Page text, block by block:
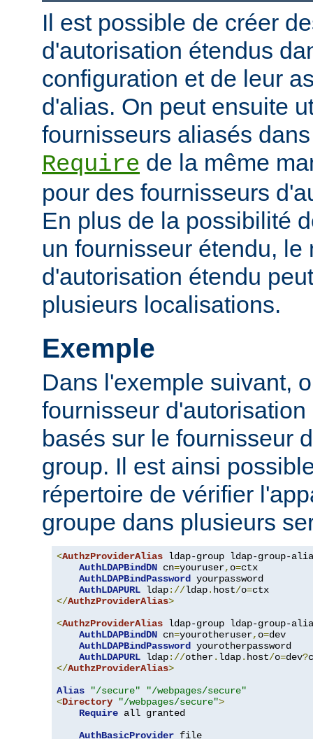
Il est possible de créer
d'autorisation étendus
configuration et de leur
d'alias. On peut ensuite
fournisseurs aliasés
Require de la même
pour des fournisseurs
En plus de la possibilité
un fournisseur étendu, le
d'autorisation étendu
plusieurs localisations.
Exemple
Dans l'exemple suivant,
fournisseur
basés sur le fournisseur
group. Il est ainsi
répertoire de vérifier
groupe dans plusieurs
<AuthzProviderAlias ldap-group ldap-group-
AuthLDAPBindDN cn=youruser, o=ctx
AuthLDAPBindPassword
yourpassword
AuthLDAPURL ldap://ldap. host/o=
</AuthzProviderAlias>
<AuthzProviderAlias ldap-group ldap-group-
AuthLDAPBindDN cn=yourotheruser, o=dev
AuthLDAPBindPassword
yourotherpassword
AuthLDAPURL ldap://other. ldap. host/o=dev?
</AuthzProviderAlias>
Alias
"/secure"
"/webpages/secure"
<Directory "/webpages/secure">
Require all granted
AuthBasicProvider file